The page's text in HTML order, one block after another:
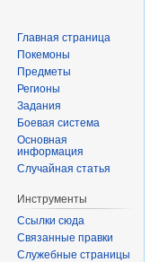
Главная страница
Покемоны
Предметы
Регионы
Задания
Боевая система
Основная
информация
Случайная статья
Инструменты
Ссылки сюда
Связанные правки
Служебные страницы